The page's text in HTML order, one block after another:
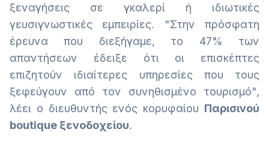
ξεναγήσεις σε γκαλερί ή ιδιωτικές
γευσιγνωστικές εμπειρίες. "Στην πρόσφατη
έρευνα που διεξήγαμε, το 47% των
απαντήσεων έδειξε ότι οι επισκέπτες
επιζητούν ιδιαίτερες υπηρεσίες που τους
ξεφεύγουν από τον συνηθισμένο τουρισμό",
λέει ο διευθυντής ενός κορυφαίου Παρισινού
boutique ξενοδοχείου.